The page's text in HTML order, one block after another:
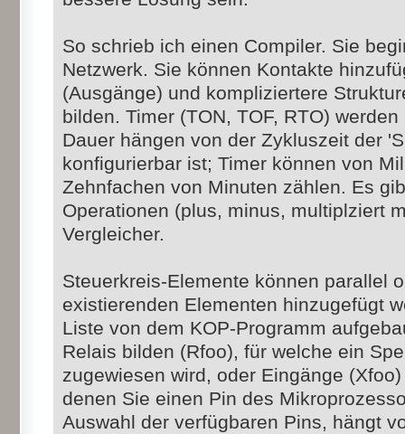
So schrieb ich einen Compiler. Sie
Netzwerk. Sie können Kontakte
(Ausgänge) und kompliziertere
bilden. Timer (TON, TOF, RTO)
Dauer hängen von der Zykluszeit der
konfigurierbar ist; Timer können von
Zehnfachen von Minuten zählen. Es
Operationen (plus, minus, multiplziert
Vergleicher.
Steuerkreis-Elemente können parallel
existierenden Elementen hinzugefügt
Liste von dem KOP-Programm
Relais bilden (Rfoo), für welche ein
zugewiesen wird, oder Eingänge
denen Sie einen Pin des
Auswahl der verfügbaren Pins, hängt